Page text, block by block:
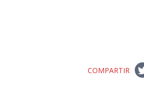
COMPARTIR